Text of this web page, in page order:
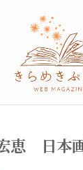
恵 日本